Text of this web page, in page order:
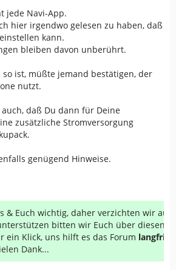
jede Navi-App.
hier irgendwo gelesen zu haben, daß
kann.
bleiben davon unberührt.
ist, müßte jemand bestätigen, der
nutzt.
daß Du dann für Deine
zusätzliche Stromversorgung
genügend Hinweise.
& Euch wichtig, daher verzichten wir auf
bitten wir Euch über diesen
ein Klick, uns hilft es das Forum
Dank...